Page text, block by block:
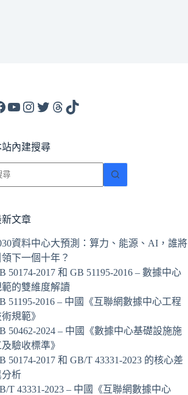
YouTube
Instagram
X Threads
TikTok
站內建搜尋
新文章
資料中心大預測：算力、能源、AI，誰將
下一個十年？
50174-2017 和 GB 51195-2016 – 數據中心
範的雙維度解讀
51195-2016 – 中國《互聯網數據中心工程
規範》
50462-2024 – 中國《數據中心基礎設施施
驗收標準》
50174-2017 和 GB/T 43331-2023 的核心差
分析
T 43331-2023 – 中國《互聯網數據中心